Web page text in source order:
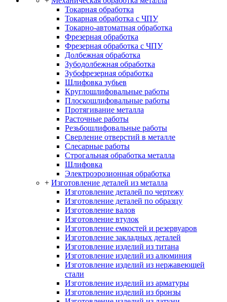
Токарная обработка
Токарная обработка с ЧПУ
Токарно-автоматная обработка
Фрезерная обработка
Фрезерная обработка c ЧПУ
Долбежная обработка
Зубодолбежная обработка
Зубофрезерная обработка
Шлифовка зубьев
Круглошлифовальные работы
Плоскошлифовальные работы
Протягивание металла
Расточные работы
Резьбошлифовальные работы
Сверление отверстий в металле
Слесарные работы
Строгальная обработка металла
Шлифовка
Электроэрозионная обработка
+ Изготовление деталей из металла
Изготовление деталей по чертежу
Изготовление деталей по образцу
Изготовление валов
Изготовление втулок
Изготовление емкостей и резервуаров
Изготовление закладных деталей
Изготовление изделий из титана
Изготовление изделий из алюминия
Изготовление изделий из нержавеющей
стали
Изготовление изделий из арматуры
Изготовление изделий из бронзы